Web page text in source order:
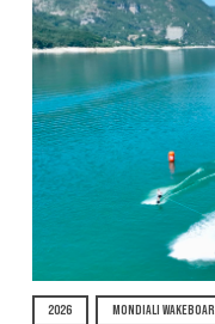
2026 MONDIALI